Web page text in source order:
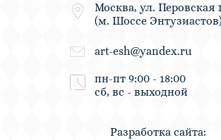
Москва, ул. Перовская
(м. Шоссе Энтузиастов)
art-esh@yandex.ru
пн-пт 9:00 - 18:00
сб, вс - выходной
Разработка сайта: